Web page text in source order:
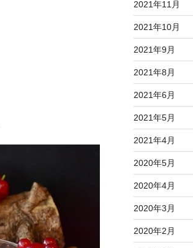
2021年11月
2021年10月
2021年9月
2021年8月
2021年6月
2021年5月
2021年4月
2020年5月
2020年4月
2020年3月
2020年2月